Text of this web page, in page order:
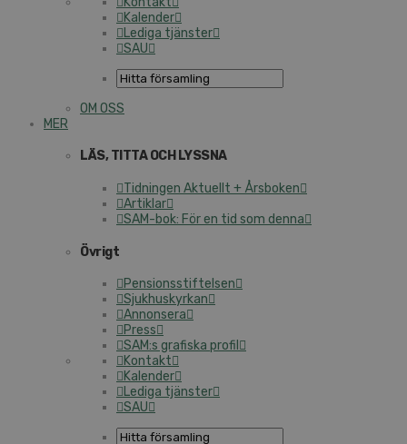
Kalender
Lediga tjänster
SAU
OM OSS
MER
LÄS, TITTA OCH LYSSNA
Tidningen Aktuellt + Årsboken
Artiklar
SAM-bok: För en tid som denna
Övrigt
Pensionsstiftelsen
Sjukhuskyrkan
Annonsera
Press
SAM:s grafiska profil
Kontakt
Kalender
Lediga tjänster
SAU